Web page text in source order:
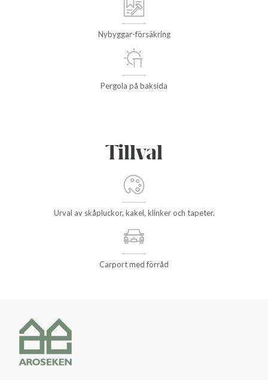
Nybyggar-försäkring
Pergola på baksida
Tillval
Urval av skåpluckor, kakel, klinker och tapeter.
Carport med förråd